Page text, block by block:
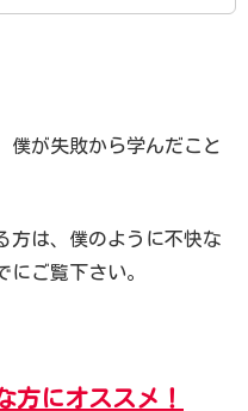
僕が失敗から学んだこと
方は、僕のように不快な
ご覧下さい。
方にオススメ！